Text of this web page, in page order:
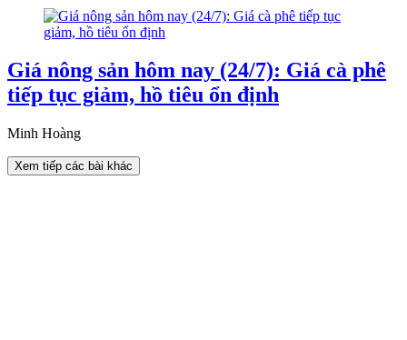
Giá nông sản hôm nay (24/7): Giá cà phê
tiếp tục giảm, hồ tiêu ổn định
Minh Hoàng
Xem tiếp các bài khác